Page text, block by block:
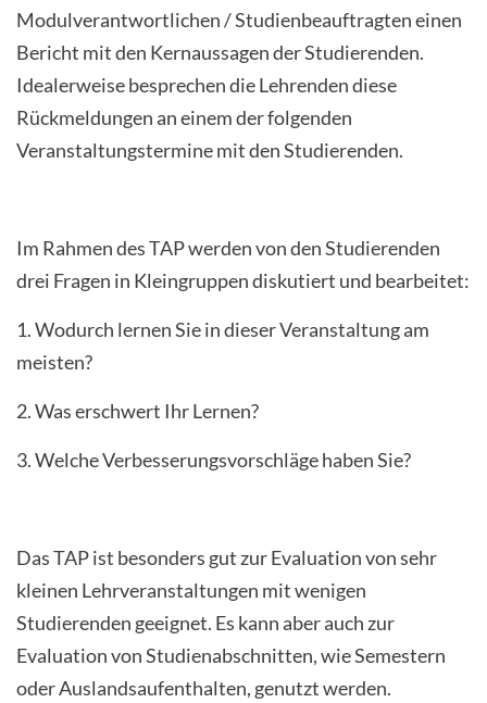
Modulverantwortlichen / Studienbeauftragten einen
Bericht mit den Kernaussagen der Studierenden.
Idealerweise besprechen die Lehrenden diese
Rückmeldungen an einem der folgenden
Veranstaltungstermine mit den Studierenden.
Im Rahmen des TAP werden von den Studierenden
drei Fragen in Kleingruppen diskutiert und bearbeitet:
1. Wodurch lernen Sie in dieser Veranstaltung am
meisten?
2. Was erschwert Ihr Lernen?
3. Welche Verbesserungsvorschläge haben Sie?
Das TAP ist besonders gut zur Evaluation von sehr
kleinen Lehrveranstaltungen mit wenigen
Studierenden geeignet. Es kann aber auch zur
Evaluation von Studienabschnitten, wie Semestern
oder Auslandsaufenthalten, genutzt werden.